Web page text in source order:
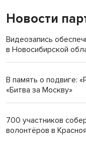
«Мы живём на
терроризируют
Инвалид получил
Новости
Видеозапись
в Новосибирской
В память о подвиге:
«Битва за Москву»
700 участников
волонтёров в